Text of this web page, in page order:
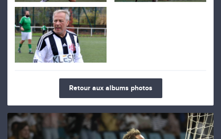
Retour aux albums photos